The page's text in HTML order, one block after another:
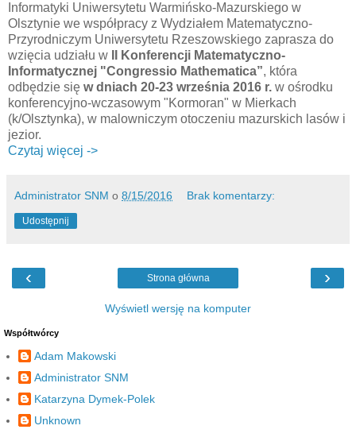
Informatyki Uniwersytetu Warmińsko-Mazurskiego w
Olsztynie we współpracy z Wydziałem Matematyczno-
Przyrodniczym Uniwersytetu Rzeszowskiego zaprasza do
wzięcia udziału w
II Konferencji Matematyczno-
Informatycznej "Congressio Mathematica”, która
odbędzie się w dniach 20-23 września 2016 r. w ośrodku
konferencyjno-wczasowym "Kormoran" w Mierkach
(k/Olsztynka), w malowniczym otoczeniu mazurskich lasów i
jezior.
Czytaj więcej ->
Administrator SNM o 8/15/2016 Brak komentarzy:
Udostępnij
‹ ›
Strona główna
Wyświetl wersję na komputer
Współtwórcy
Adam Makowski
Administrator SNM
Katarzyna Dymek-Polek
Unknown